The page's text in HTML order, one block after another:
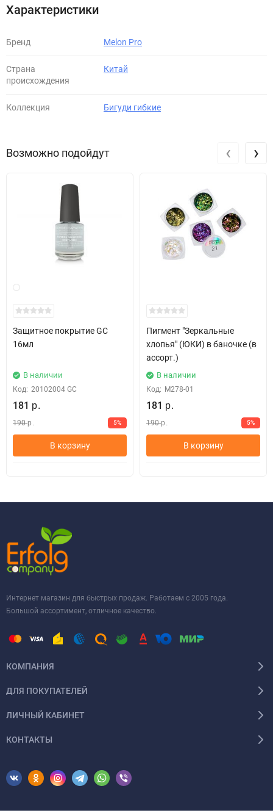
Характеристики
Бренд Melon Pro
Страна
происхождения
Китай
Коллекция Бигуди гибкие
Возможно подойдут
Защитное покрытие GC
16мл
В наличии
Код: 20102004 GC
181 р.
190 р. 5%
В корзину
Пигмент "Зеркальные
хлопья" (ЮКИ) в баночке (в
ассорт.)
В наличии
Код: М278-01
181 р.
190 р. 5%
В корзину
‹ ›
Интернет магазин для быстрых продаж. Работаем с 2005 года.
Большой ассортимент, отличное качество.
КОМПАНИЯ
ДЛЯ ПОКУПАТЕЛЕЙ
ЛИЧНЫЙ КАБИНЕТ
КОНТАКТЫ